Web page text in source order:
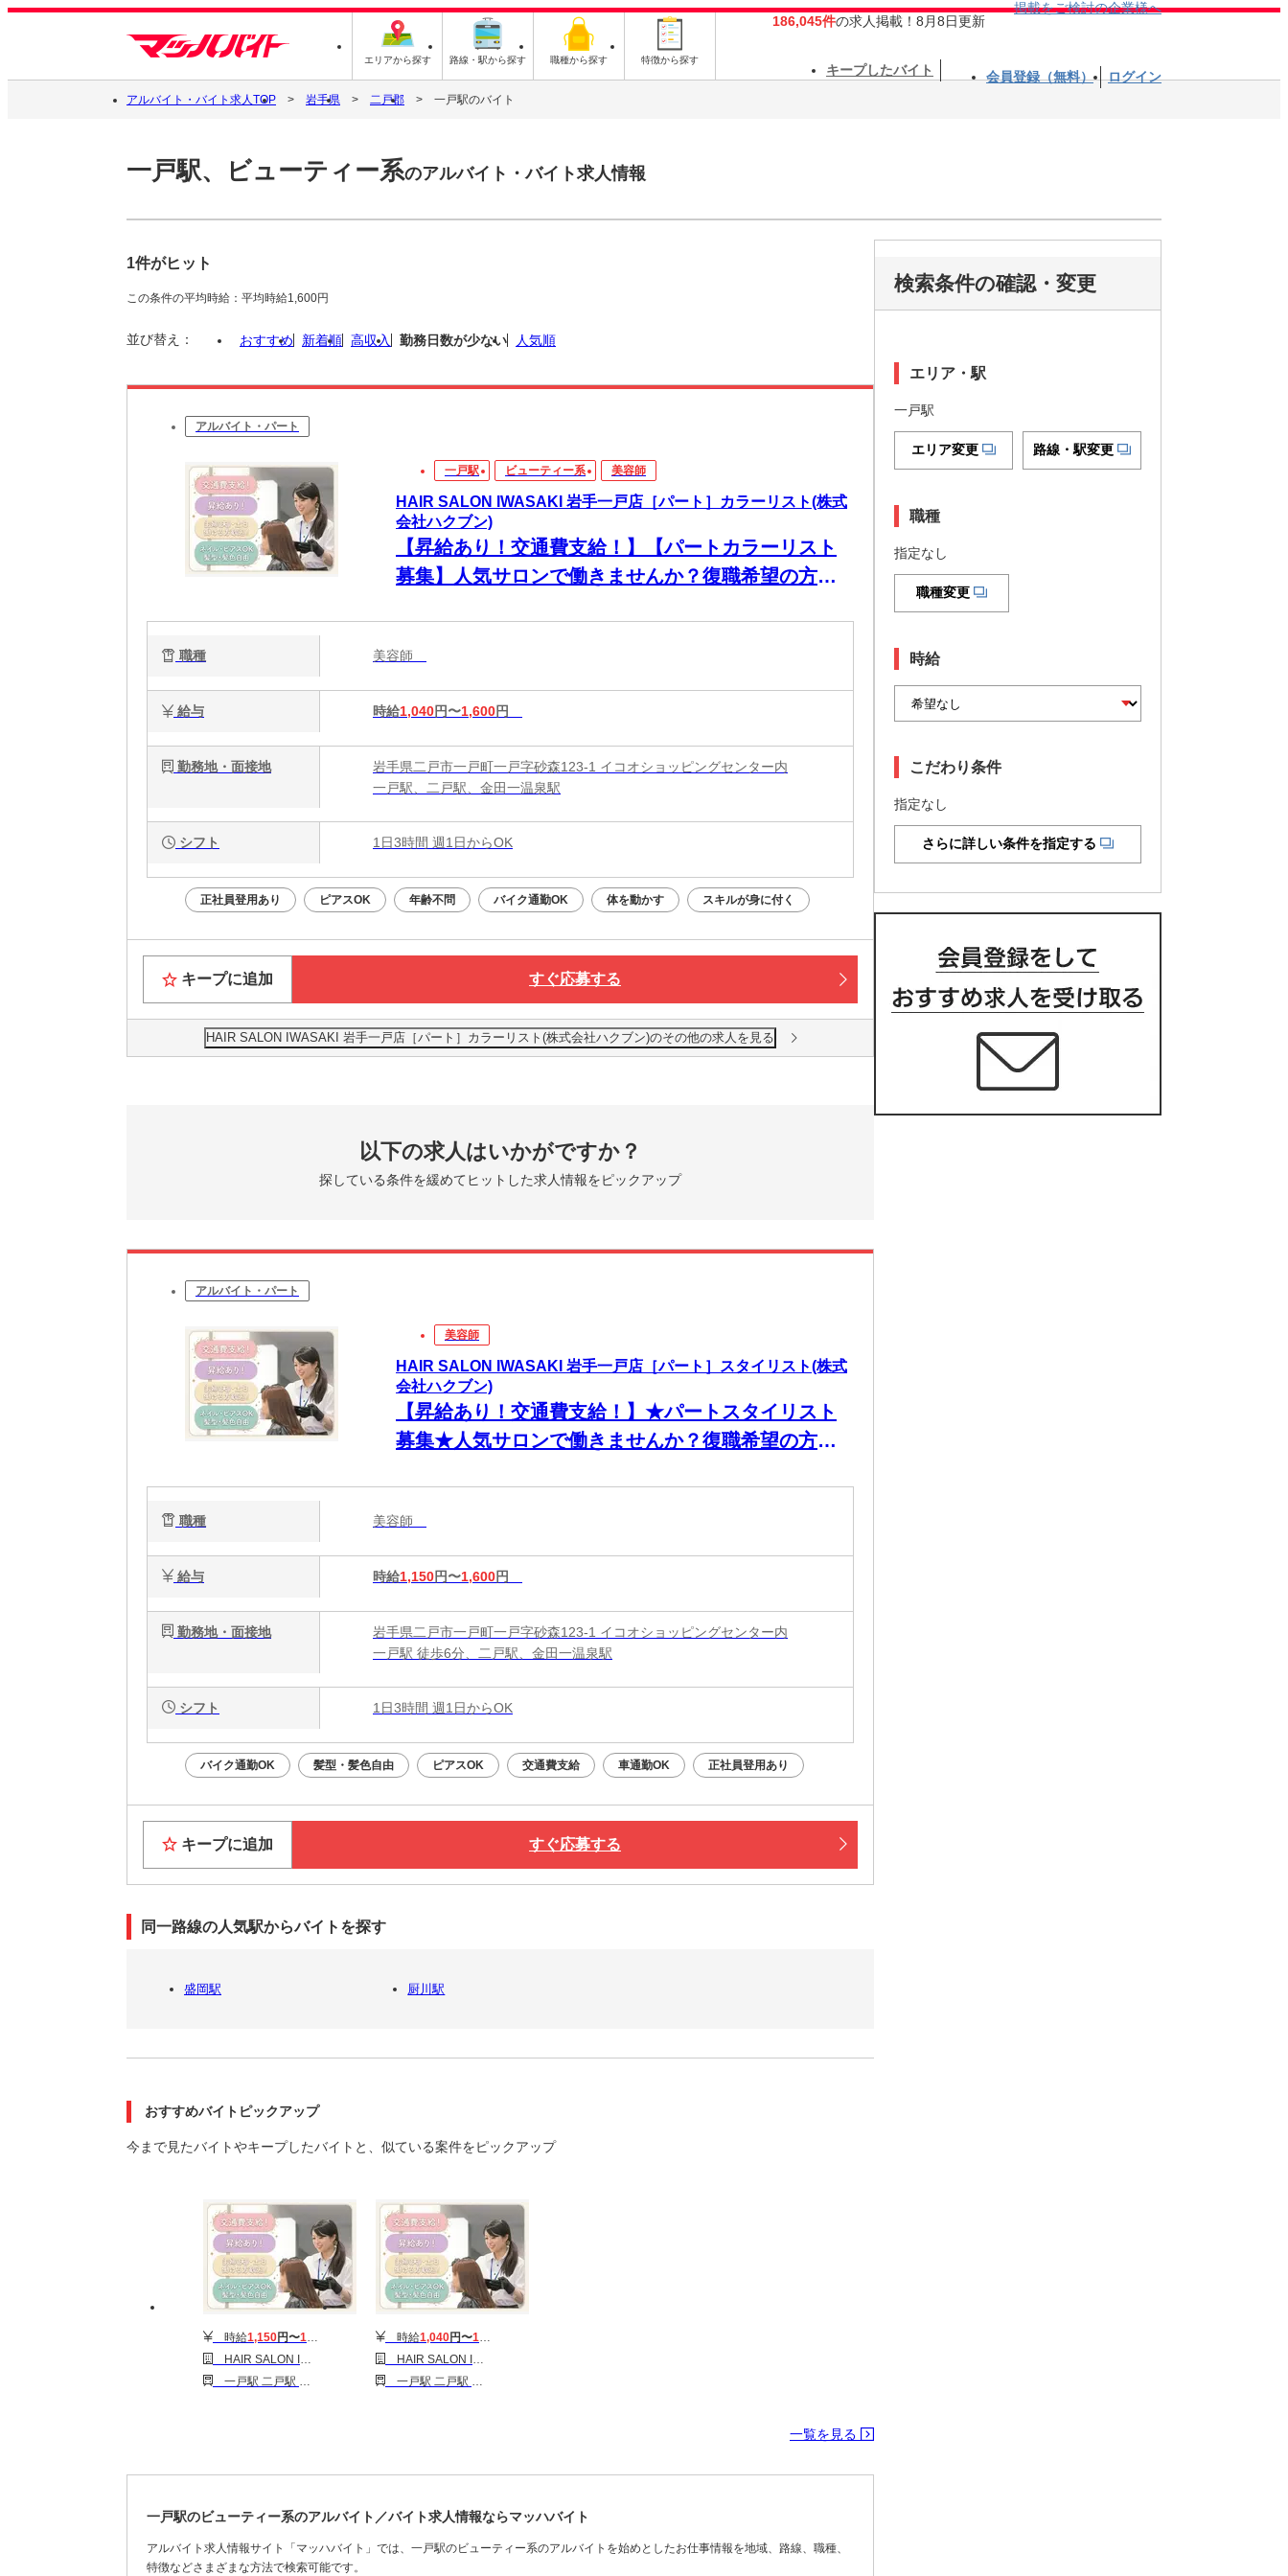
エリアから探す 路線・駅から探す 職種から探す 特徴から探す
186,045件の求人掲載！8月8日更新
掲載をご検討の企業様へ
キープしたバイト 会員登録（無料） ログイン
アルバイト・バイト求人TOP 岩手県 二戸郡 一戸駅のバイト
一戸駅、ビューティー系のアルバイト・バイト求人情報
1件がヒット
この条件の平均時給：平均時給1,600円
並び替え： おすすめ 新着順 高収入 勤務日数が少ない 人気順
アルバイト・パート
一戸駅 ビューティー系 美容師
HAIR SALON IWASAKI 岩手一戸店［パート］カラーリスト(株式
会社ハクブン)
【昇給あり！交通費支給！】【パートカラーリスト
募集】人気サロンで働きませんか？復職希望の方大
職種 美容師
給与 時給1,040円〜1,600円
勤務地・面接地
岩手県二戸市一戸町一戸字砂森123-1 イコオショッピングセンター内
一戸駅、二戸駅、金田一温泉駅
シフト 1日3時間 週1日からOK
正社員登用あり ピアスOK 年齢不問 バイク通勤OK 体を動かす スキルが身に付く
キープに追加 すぐ応募する
HAIR SALON IWASAKI 岩手一戸店［パート］カラーリスト(株式会社ハクブン)のその他の求人を見る
以下の求人はいかがですか？
探している条件を緩めてヒットした求人情報をピックアップ
アルバイト・パート
美容師
HAIR SALON IWASAKI 岩手一戸店［パート］スタイリスト(株式
会社ハクブン)
【昇給あり！交通費支給！】★パートスタイリスト
募集★人気サロンで働きませんか？復職希望の方大
職種 美容師
給与 時給1,150円〜1,600円
勤務地・面接地
岩手県二戸市一戸町一戸字砂森123-1 イコオショッピングセンター内
一戸駅 徒歩6分、二戸駅、金田一温泉駅
シフト 1日3時間 週1日からOK
バイク通勤OK 髪型・髪色自由 ピアスOK 交通費支給 車通勤OK 正社員登用あり
キープに追加 すぐ応募する
同一路線の人気駅からバイトを探す
盛岡駅 厨川駅
おすすめバイトピックアップ
今まで見たバイトやキープしたバイトと、似ている案件をピックアップ
時給1,150円〜1,600
HAIR SALON IWASAKI 岩手一戸店［パート］スタイリスト(株式会社ハクブン)
一戸駅 二戸駅 金田一温泉駅
時給1,040円〜1,400
HAIR SALON IWASAKI 岩手一戸店［パート］アシスタント(株式会社ハクブン)
一戸駅 二戸駅 金田一温泉駅
一覧を見る
一戸駅のビューティー系のアルバイト／バイト求人情報ならマッハバイト
アルバイト求人情報サイト「マッハバイト」では、一戸駅のビューティー系のアルバイトを始めとしたお仕事情報を地域、路線、職種、
特徴などさまざまな方法で検索可能です。
検索条件の確認・変更
エリア・駅
一戸駅
エリア変更 路線・駅変更
職種
指定なし
職種変更
時給
こだわり条件
指定なし
さらに詳しい条件を指定する